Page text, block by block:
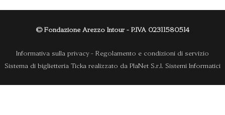
© Fondazione Arezzo Intour - P.IVA 02311580514
Informativa sulla privacy- Regolamento e condizioni di servizio
Sistema di biglietteria Ticka realizzato da PlaNet S.r.l. Sistemi Informatici